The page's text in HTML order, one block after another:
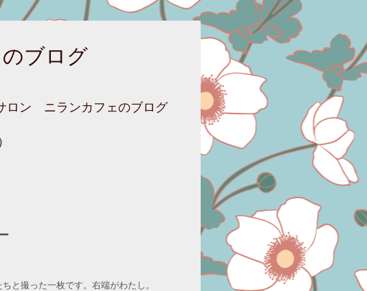
ブログ
ロン ニランカフェのブログ
と撮った一枚です。右端がわたし。